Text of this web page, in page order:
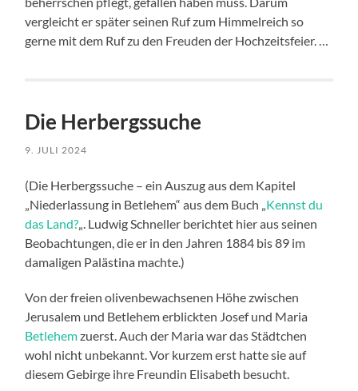
vergleicht er später seinen Ruf zum Himmelreich so
gerne mit dem Ruf zu den Freuden der Hochzeitsfeier. …
Die Herbergssuche
9. JULI 2024
(Die Herbergssuche – ein Auszug aus dem Kapitel
„Niederlassung in Betlehem“ aus dem Buch „Kennst du
das Land?„. Ludwig Schneller berichtet hier aus seinen
Beobachtungen, die er in den Jahren 1884 bis 89 im
damaligen Palästina machte.)
Von der freien olivenbewachsenen Höhe zwischen
Jerusalem und Betlehem erblickten Josef und Maria
Betlehemzuerst. Auch der Maria war das Städtchen
wohl nicht unbekannt. Vor kurzem erst hatte sie auf
diesem Gebirge ihre Freundin Elisabeth besucht.